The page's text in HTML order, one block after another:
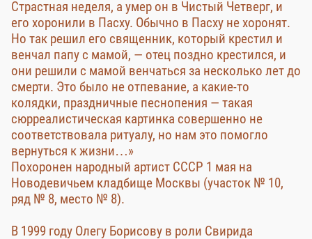
Страстная неделя, а умер он в Чистый Четверг, и
его хоронили в Пасху. Обычно в Пасху не хоронят.
Но так решил его священник, который крестил и
венчал папу с мамой, — отец поздно крестился, и
они решили с мамой венчаться за несколько лет до
смерти. Это было не отпевание, а какие-то
колядки, праздничные песнопения — такая
сюрреалистическая картинка совершенно не
соответствовала ритуалу, но нам это помогло
вернуться к жизни…»
Похоронен народный артист СССР 1 мая на
Новодевичьем кладбище Москвы (участок № 10,
ряд № 8, место № 8).
В 1999 году Олегу Борисову в роли Свирида